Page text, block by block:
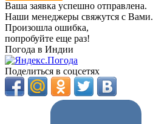
Ваша заявка успешно отправлена.
Наши менеджеры свяжутся с Вами.
Произошла ошибка,
попробуйте еще раз!
Погода в Индии
Поделиться в соцсетях